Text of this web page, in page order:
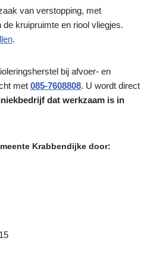
van verstopping, met
kruipruimte en riool vliegjes.
.
bij afvoer- en
met 085-7608808. U wordt direct
dat werkzaam is in
Krabbendijke door: